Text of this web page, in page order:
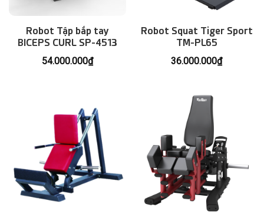
Robot Tập bắp tay
BICEPS CURL SP-4513
54.000.000₫
Robot Squat Tiger Sport
TM-PL65
36.000.000₫